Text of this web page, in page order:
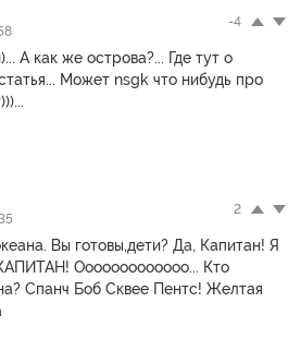
-4
А как же острова?... Где тут о
Может nsgk что нибудь про
2
Вы готовы,дети? Да, Капитан! Я
Ооооооооооооо... Кто
Спанч Боб Сквее Пентс! Желтая